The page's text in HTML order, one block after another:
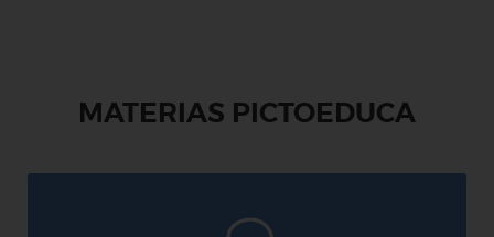
MATERIAS PICTOEDUCA